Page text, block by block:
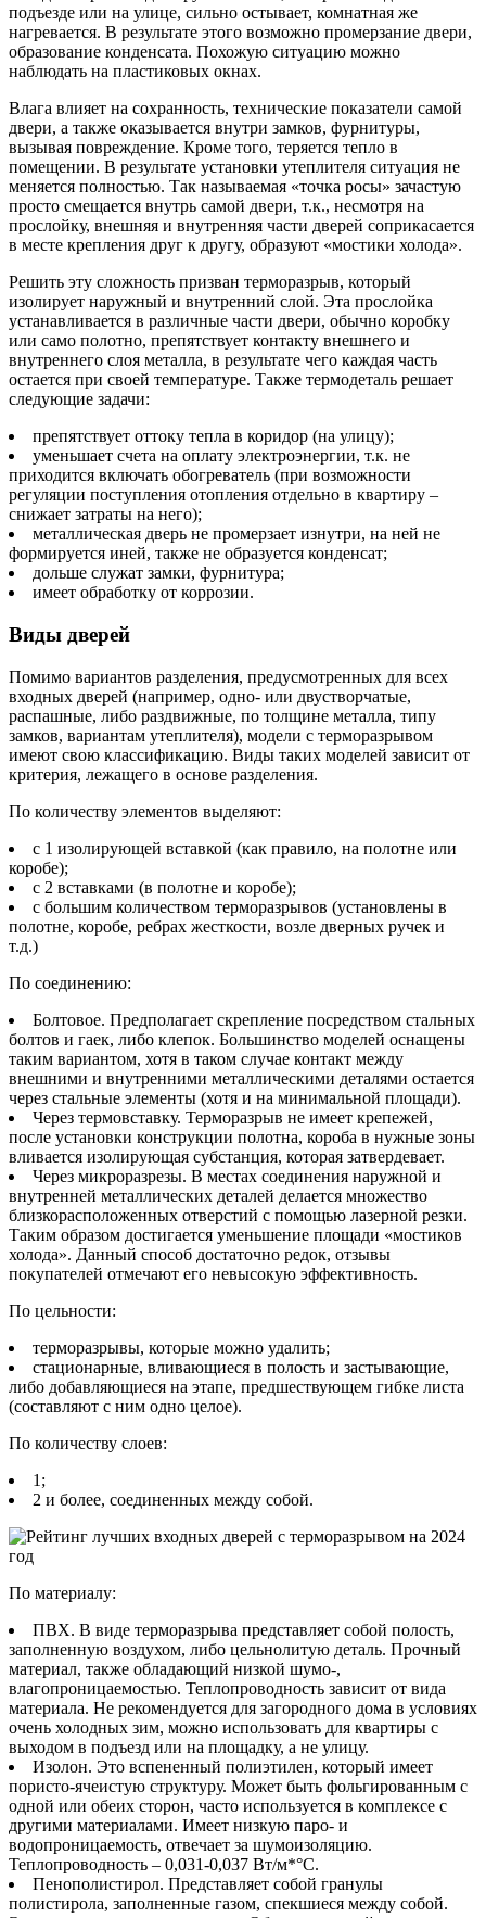
подъезде или на улице, сильно остывает, комнатная же
нагревается. В результате этого возможно промерзание двери,
образование конденсата. Похожую ситуацию можно
наблюдать на пластиковых окнах.
Влага влияет на сохранность, технические показатели самой
двери, а также оказывается внутри замков, фурнитуры,
вызывая повреждение. Кроме того, теряется тепло в
помещении. В результате установки утеплителя ситуация не
меняется полностью. Так называемая «точка росы» зачастую
просто смещается внутрь самой двери, т.к., несмотря на
прослойку, внешняя и внутренняя части дверей соприкасается
в месте крепления друг к другу, образуют «мостики холода».
Решить эту сложность призван терморазрыв, который
изолирует наружный и внутренний слой. Эта прослойка
устанавливается в различные части двери, обычно коробку
или само полотно, препятствует контакту внешнего и
внутреннего слоя металла, в результате чего каждая часть
остается при своей температуре. Также термодеталь решает
следующие задачи:
препятствует оттоку тепла в коридор (на улицу);
уменьшает счета на оплату электроэнергии, т.к. не
приходится включать обогреватель (при возможности
регуляции поступления отопления отдельно в квартиру –
снижает затраты на него);
металлическая дверь не промерзает изнутри, на ней не
формируется иней, также не образуется конденсат;
дольше служат замки, фурнитура;
имеет обработку от коррозии.
Виды дверей
Помимо вариантов разделения, предусмотренных для всех
входных дверей (например, одно- или двустворчатые,
распашные, либо раздвижные, по толщине металла, типу
замков, вариантам утеплителя), модели с терморазрывом
имеют свою классификацию. Виды таких моделей зависит от
критерия, лежащего в основе разделения.
По количеству элементов выделяют:
с 1 изолирующей вставкой (как правило, на полотне или
коробе);
с 2 вставками (в полотне и коробе);
с большим количеством терморазрывов (установлены в
полотне, коробе, ребрах жесткости, возле дверных ручек и
т.д.)
По соединению:
Болтовое. Предполагает скрепление посредством стальных
болтов и гаек, либо клепок. Большинство моделей оснащены
таким вариантом, хотя в таком случае контакт между
внешними и внутренними металлическими деталями остается
через стальные элементы (хотя и на минимальной площади).
Через термовставку. Терморазрыв не имеет крепежей,
после установки конструкции полотна, короба в нужные зоны
вливается изолирующая субстанция, которая затвердевает.
Через микроразрезы. В местах соединения наружной и
внутренней металлических деталей делается множество
близкорасположенных отверстий с помощью лазерной резки.
Таким образом достигается уменьшение площади «мостиков
холода». Данный способ достаточно редок, отзывы
покупателей отмечают его невысокую эффективность.
По цельности:
терморазрывы, которые можно удалить;
стационарные, вливающиеся в полость и застывающие,
либо добавляющиеся на этапе, предшествующем гибке листа
(составляют с ним одно целое).
По количеству слоев:
1;
2 и более, соединенных между собой.
По материалу:
ПВХ. В виде терморазрыва представляет собой полость,
заполненную воздухом, либо цельнолитую деталь. Прочный
материал, также обладающий низкой шумо-,
влагопроницаемостью. Теплопроводность зависит от вида
материала. Не рекомендуется для загородного дома в условиях
очень холодных зим, можно использовать для квартиры с
выходом в подъезд или на площадку, а не улицу.
Изолон. Это вспененный полиэтилен, который имеет
пористо-ячеистую структуру. Может быть фольгированным с
одной или обеих сторон, часто используется в комплексе с
другими материалами. Имеет низкую паро- и
водопроницаемость, отвечает за шумоизоляцию.
Теплопроводность – 0,031-0,037 Вт/м*°С.
Пенополистирол. Представляет собой гранулы
полистирола, заполненные газом, спекшиеся между собой.